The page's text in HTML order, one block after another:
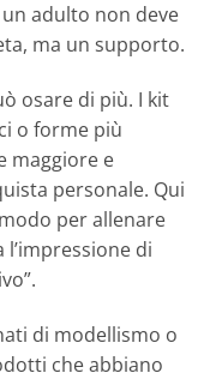
adulto non deve
ma un supporto.
osare di più. I kit
o forme più
maggiore e
personale. Qui
per allenare
di
di modellismo o
che abbiano